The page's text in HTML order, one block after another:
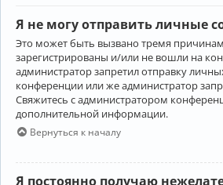
Я не могу отправить личные
Это может быть вызвано тремя
зарегистрированы и/или не вошли на
администратор запретил отправку
конференции или же администратор
Свяжитесь с администратором
дополнительной информации.
Вернуться к началу
Я постоянно получаю